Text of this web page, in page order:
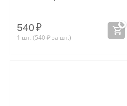
540₽
1 шт. (540 ₽за шт.)